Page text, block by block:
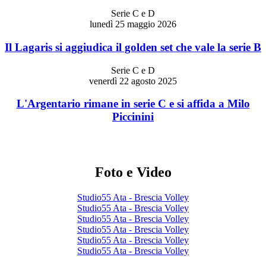
Serie C e D
lunedì 25 maggio 2026
Il Lagaris si aggiudica il golden set che vale la serie B
Serie C e D
venerdì 22 agosto 2025
L'Argentario rimane in serie C e si affida a Milo
Piccinini
Foto e Video
Studio55 Ata - Brescia Volley
Studio55 Ata - Brescia Volley
Studio55 Ata - Brescia Volley
Studio55 Ata - Brescia Volley
Studio55 Ata - Brescia Volley
Studio55 Ata - Brescia Volley